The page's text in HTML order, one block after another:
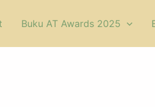
Buku AT Awards 2025